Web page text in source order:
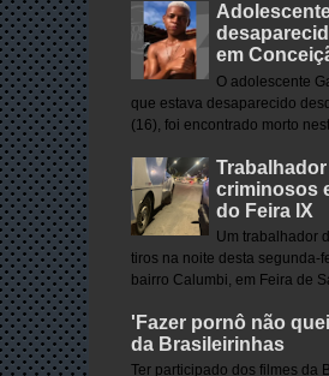
em
O adolescente
que estava desaparecido
(16), foi encontrado morto
criminosos
do Feira IX
Um trabalhador
tiros na noite desta segunda-
bairro Calumbi, em Feira de
'Fazer pornô não
da Brasileirinhas
Ter participado dos filmes da